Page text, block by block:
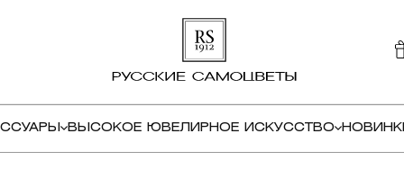
ВЫСОКОЕ ЮВЕЛИРНОЕ ИСКУССТВО